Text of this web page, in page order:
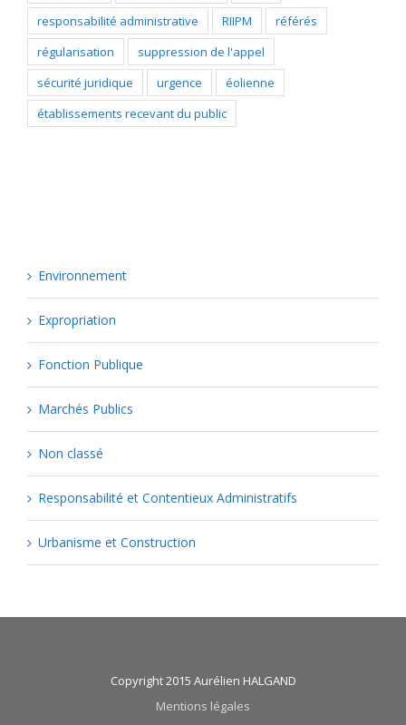
responsabilité administrative
RIIPM
référés
régularisation
suppression de l'appel
sécurité juridique
urgence
éolienne
établissements recevant du public
Environnement
Expropriation
Fonction Publique
Marchés Publics
Non classé
Responsabilité et Contentieux Administratifs
Urbanisme et Construction
Copyright 2015 Aurélien HALGAND
Mentions légales